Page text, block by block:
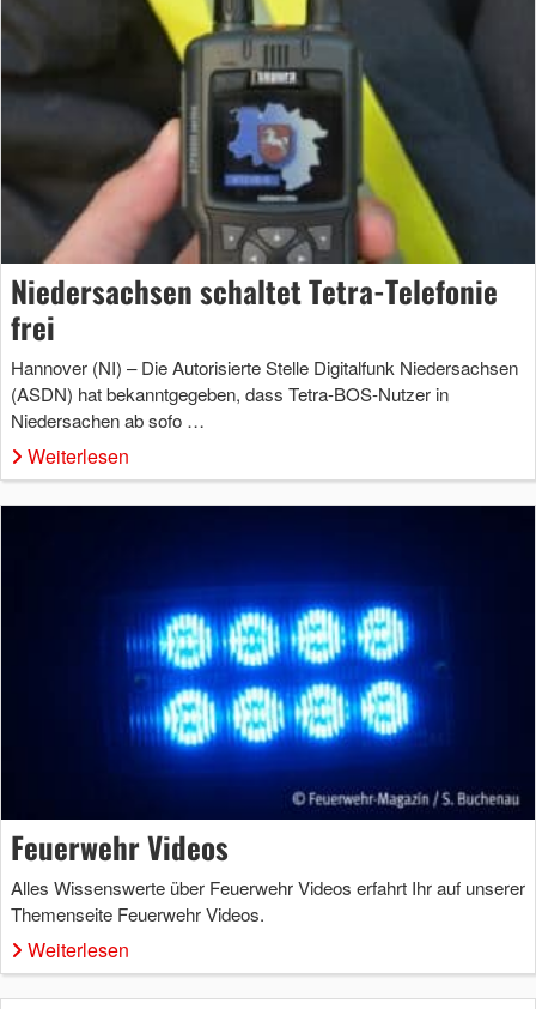
Niedersachsen schaltet Tetra-Telefonie
frei
Hannover (NI) – Die Autorisierte Stelle Digitalfunk Niedersachsen
(ASDN) hat bekanntgegeben, dass Tetra-BOS-Nutzer in
Niedersachen ab sofo …
Weiterlesen
Feuerwehr Videos
Alles Wissenswerte über Feuerwehr Videos erfahrt Ihr auf unserer
Themenseite Feuerwehr Videos.
Weiterlesen